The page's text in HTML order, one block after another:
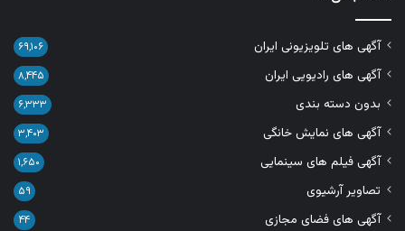
آگهی های تلویزیونی ایران ۶۹,۱۰۶
آگهی های رادیویی ایران ۸,۴۴۵
بدون دسته بندی ۶,۳۳۳
آگهی های نمایش خانگی ۳,۴۰۳
آگهی فیلم های سینمایی ۱,۶۵۰
تصاویر آرشیوی ۵۹
آگهی های فضای مجازی ۴۴